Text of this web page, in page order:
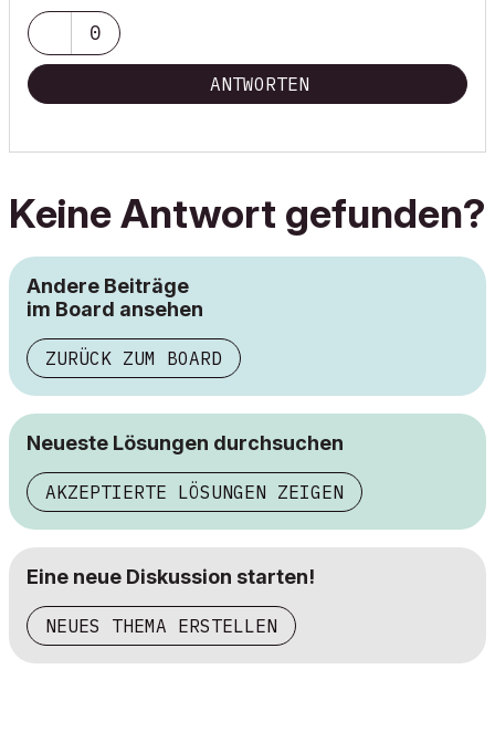
0
ANTWORTEN
Keine Antwort gefunden?
Andere Beiträge
im Board ansehen
ZURÜCK ZUM BOARD
Neueste Lösungen durchsuchen
AKZEPTIERTE LÖSUNGEN ZEIGEN
Eine neue Diskussion starten!
NEUES THEMA ERSTELLEN